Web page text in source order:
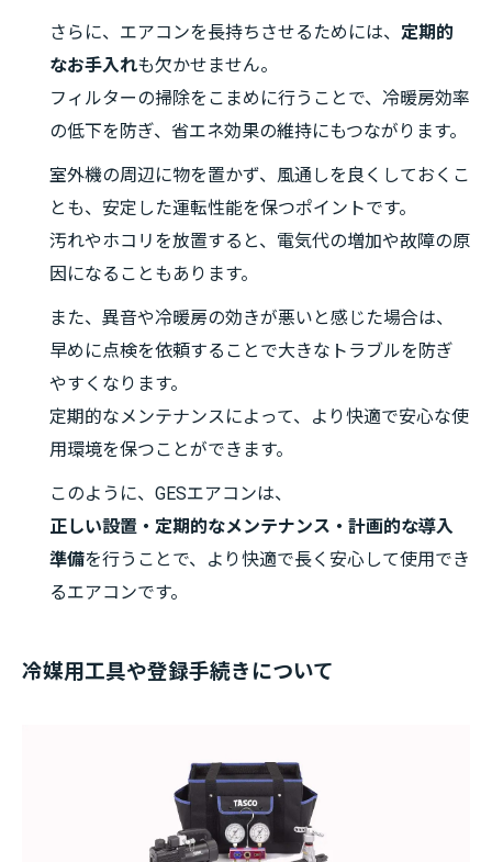
さらに、エアコンを長持ちさせるためには、 定期的
なお手入れも欠かせません。
フィルターの掃除をこまめに行うことで、冷暖房効率
の低下を防ぎ、省エネ効果の維持にもつながります。
室外機の周辺に物を置かず、風通しを良くしておくこ
とも、安定した運転性能を保つポイントです。
汚れやホコリを放置すると、電気代の増加や故障の原
因になることもあります。
また、異音や冷暖房の効きが悪いと感じた場合は、
早めに点検を依頼することで大きなトラブルを防ぎ
やすくなります。
定期的なメンテナンスによって、より快適で安心な使
用環境を保つことができます。
このように、GESエアコンは、
正しい設置・定期的なメンテナンス・計画的な導入
準備を行うことで、より快適で長く安心して使用でき
るエアコンです。
冷媒用工具や登録手続きについて